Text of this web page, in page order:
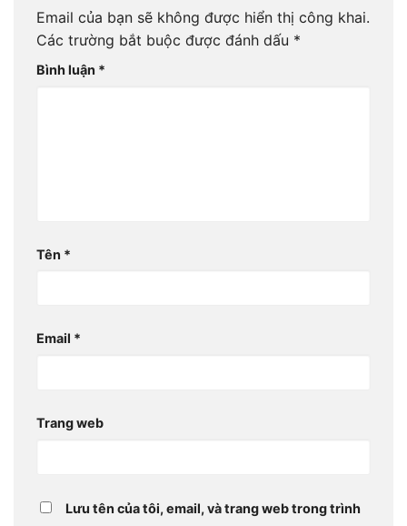
Email của bạn sẽ không được hiển thị công khai.
Các trường bắt buộc được đánh dấu *
Bình luận *
Tên *
Email *
Trang web
Lưu tên của tôi, email, và trang web trong trình